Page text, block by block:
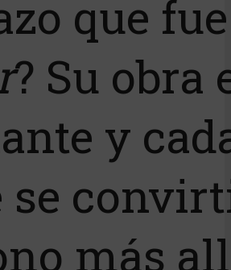
que fue
? Su obra
y
se
más